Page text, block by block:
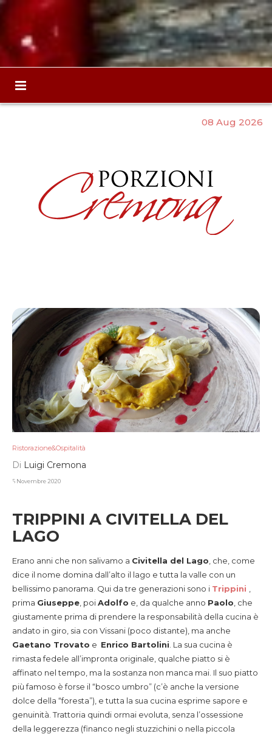
08 Aug 2026
Ristorazione&Ospitalità
Di Luigi Cremona
5 Novembre 2020
TRIPPINI A CIVITELLA DEL
LAGO
Erano anni che non salivamo a Civitella del Lago , che, come
dice il nome domina dall’alto il lago e tutta la valle con un
bellissimo panorama. Qui da tre generazioni sono i Trippini
prima Giuseppe , poiAdolfo e, da qualche anno Paolo , che
giustamente prima di prendere la responsabilità della cucina è
andato in giro, sia con Vissani (poco distante), ma anche
Gaetano Trovato e Enrico Bartolini . La sua cucina è
rimasta fedele all’impronta originale, qualche piatto si è
affinato nel tempo, ma la sostanza non manca mai. Il suo piatto
più famoso è forse il “bosco umbro” (c’è anche la versione
dolce della “foresta”), e tutta la sua cucina esprime sapore e
genuinità. Trattoria quindi ormai evoluta, senza l’ossessione
della leggerezza (financo negli stuzzichini o nella piccola